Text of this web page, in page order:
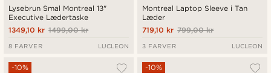
Lysebrun Smal Montreal 13"
Executive Lædertaske
1499,00 kr
1349,10 kr
8 FARVER LUCLEON
Montreal Laptop Sleeve i Tan
Læder
799,00 kr
719,10 kr
3 FARVER LUCLEON
-10% -10%